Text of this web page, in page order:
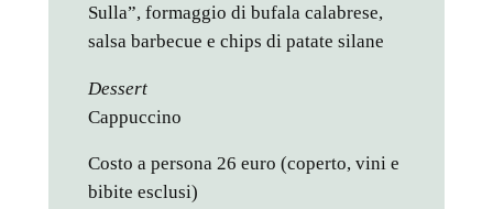
Sulla”, formaggio di bufala calabrese,
salsa barbecue e chips di patate silane
Dessert
Cappuccino
Costo a persona 26 euro (coperto, vini e
bibite esclusi)